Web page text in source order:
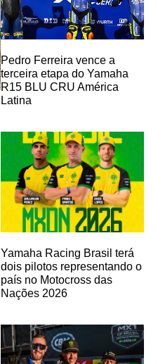
Pedro Ferreira vence a
terceira etapa do Yamaha
R15 BLU CRU América
Latina
Yamaha Racing Brasil terá
dois pilotos representando o
país no Motocross das
Nações 2026